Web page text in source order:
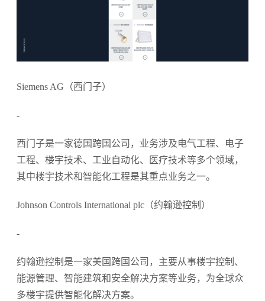
Siemens AG（西门子）
-
西门子是一家德国跨国公司，业务涉及电气工程、电子
工程、楼宇技术、工业自动化、医疗技术等多个领域，
其中楼宇技术和智能化工程是其重点业务之一。
Johnson Controls International plc（约翰逊控制）
-
约翰逊控制是一家美国跨国公司，主要从事楼宇控制、
能源管理、智能建筑和安全解决方案等业务，为全球众
多楼宇提供智能化解决方案。